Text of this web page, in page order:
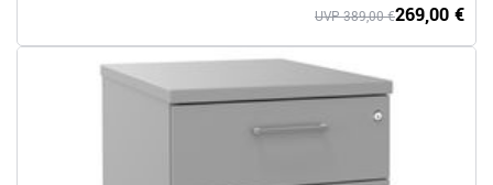
269,00 €
UVP 389,00 €